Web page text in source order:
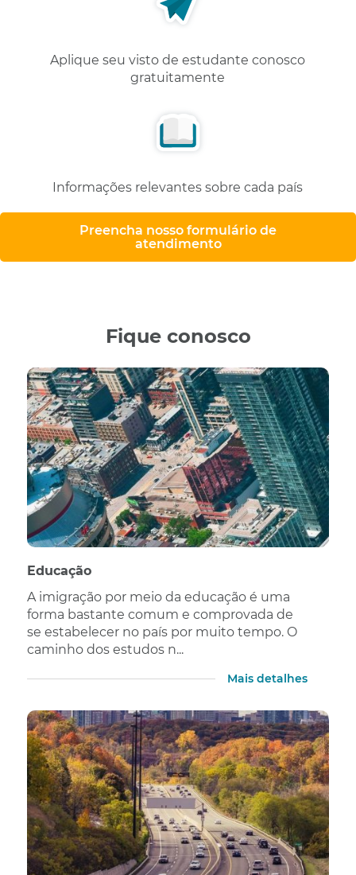
Aplique seu visto de estudante conosco
gratuitamente
Informações relevantes sobre cada país
Preencha nosso formulário de
atendimento
Fique conosco
Educação
A imigração por meio da educação é uma
forma bastante comum e comprovada de
se estabelecer no país por muito tempo. O
caminho dos estudos n...
Mais detalhes